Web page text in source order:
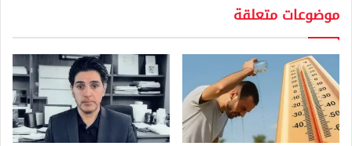
موضوعات متعلقة